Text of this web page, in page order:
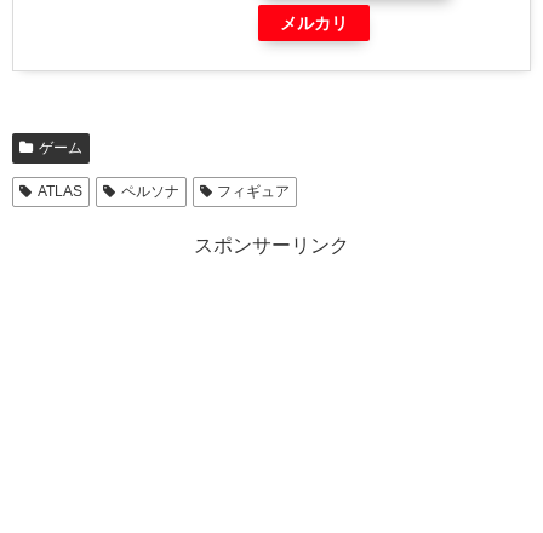
メルカリ
ゲーム
ATLAS ペルソナ フィギュア
スポンサーリンク